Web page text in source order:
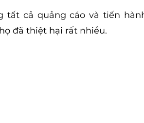
tất cả quảng cáo và tiến
đã thiệt hại rất nhiều.